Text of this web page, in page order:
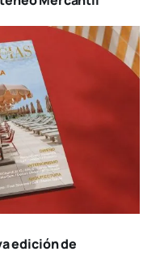
edición de